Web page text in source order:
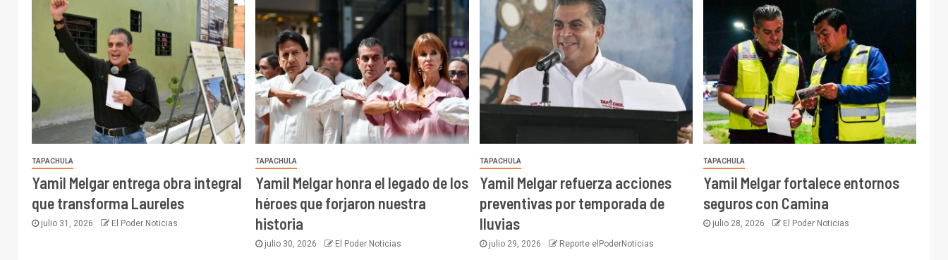
TAPACHULA
Yamil Melgar entrega obra integral
que transforma Laureles
julio 31, 2026 El Poder Noticias
TAPACHULA
Yamil Melgar honra el legado de los
héroes que forjaron nuestra
historia
julio 30, 2026 El Poder Noticias
TAPACHULA
Yamil Melgar refuerza acciones
preventivas por temporada de
lluvias
julio 29, 2026 Reporte elPoderNoticias
TAPACHULA
Yamil Melgar fortalece entornos
seguros con Camina
julio 28, 2026 El Poder Noticias